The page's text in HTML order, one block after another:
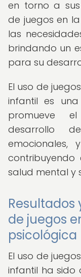
en torno a sus
de juegos en
las
brindando un
para su
El uso de
infantil es
promueve
desarrollo
emocionales,
salud mental y
Resultados
de juegos
psicológica
El uso de
infantil ha sido